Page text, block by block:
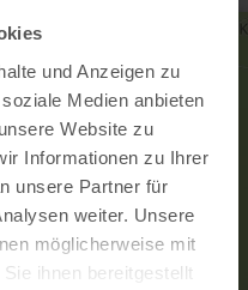
und Anzeigen zu
Medien anbieten
Website zu
Informationen zu Ihrer
unsere Partner für
weiter. Unsere
möglicherweise mit
ihnen bereitgestellt